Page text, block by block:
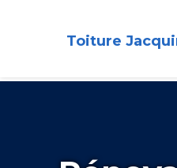
Toiture